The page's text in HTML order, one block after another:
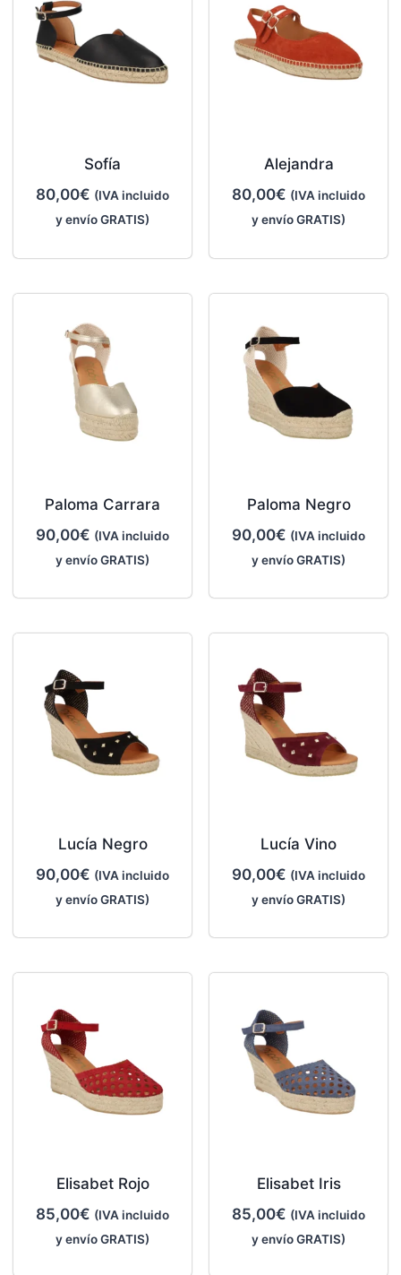
Sofía
80,00€ (IVA incluido
y envío GRATIS)
Alejandra
80,00€ (IVA incluido
y envío GRATIS)
Paloma Carrara
90,00€ (IVA incluido
y envío GRATIS)
Paloma Negro
90,00€ (IVA incluido
y envío GRATIS)
Lucía Negro
90,00€ (IVA incluido
y envío GRATIS)
Lucía Vino
90,00€ (IVA incluido
y envío GRATIS)
Elisabet Rojo
85,00€ (IVA incluido
y envío GRATIS)
Elisabet Iris
85,00€ (IVA incluido
y envío GRATIS)